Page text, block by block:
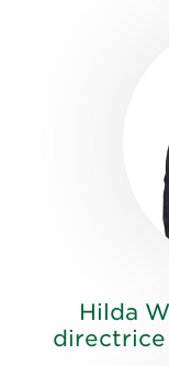
Hilda